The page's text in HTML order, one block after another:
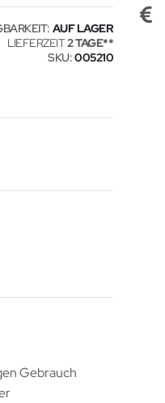
AUF LAGER
LIEFERZEIT2 TAGE
SKU 005210
Gebrauch